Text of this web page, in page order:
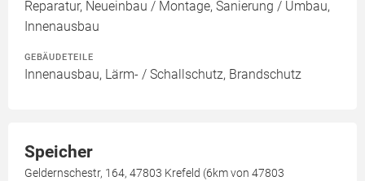
Reparatur, Neueinbau / Montage, Sanierung / Umbau,
Innenausbau
GEBÄUDETEILE
Innenausbau, Lärm- / Schallschutz, Brandschutz
Speicher
Geldernschestr, 164, 47803 Krefeld (6km von 47803